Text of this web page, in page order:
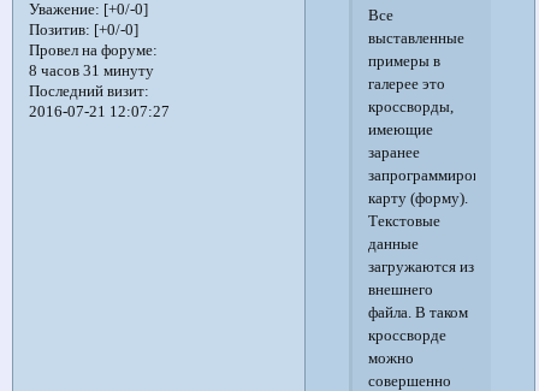
Уважение: [+0/-0]
Позитив: [+0/-0]
Провел на форуме:
8 часов 31 минуту
Последний визит:
2016-07-21 12:07:27
Все
выставленные
примеры в
галерее это
кроссворды,
имеющие
заранее
запрограммированную
карту (форму).
Текстовые
данные
загружаются из
внешнего
файла. В таком
кроссворде
можно
совершенно